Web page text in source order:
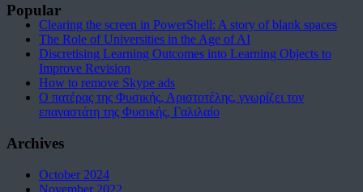
Popular
Clearing the screen in PowerShell: A story of blank spaces
The Role of Universities in the Age of AI
Discretising Learning Outcomes into Learning Objects to
Improve Revision
How to remove Skype ads
Ο πατέρας της Φυσικής, Αριστοτέλης, γνωρίζει τον
επαναστάτη της Φυσικής, Γαλιλαίο
Archives
October 2024
November 2022